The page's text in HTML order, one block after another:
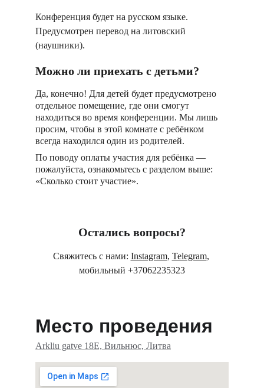
Остались вопросы?
Свяжитесь с нами: Instagram, Telegram,
мобильный +37062235323
Конференция будет на русском языке.
Предусмотрен перевод на литовский
(наушники).
Можно ли приехать с детьми?
Да, конечно! Для детей будет предусмотрено
отдельное помещение, где они смогут
находиться во время конференции. Мы лишь
просим, чтобы в этой комнате с ребёнком
всегда находился один из родителей.
По поводу оплаты участия для ребёнка —
пожалуйста, ознакомьтесь с разделом выше:
«Сколько стоит участие».
Место проведения
Arkliu gatve 18E, Вильнюс, Литва